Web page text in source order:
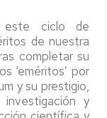
este ciclo de
de nuestra
completar su
‘eméritos’ por
y su prestigio,
investigación y